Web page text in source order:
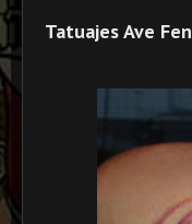
Tatuajes Ave